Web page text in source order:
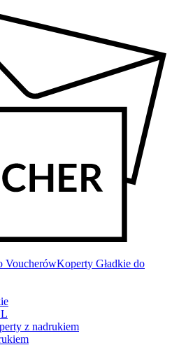
VoucherówKoperty Gładkie do
z nadrukiem